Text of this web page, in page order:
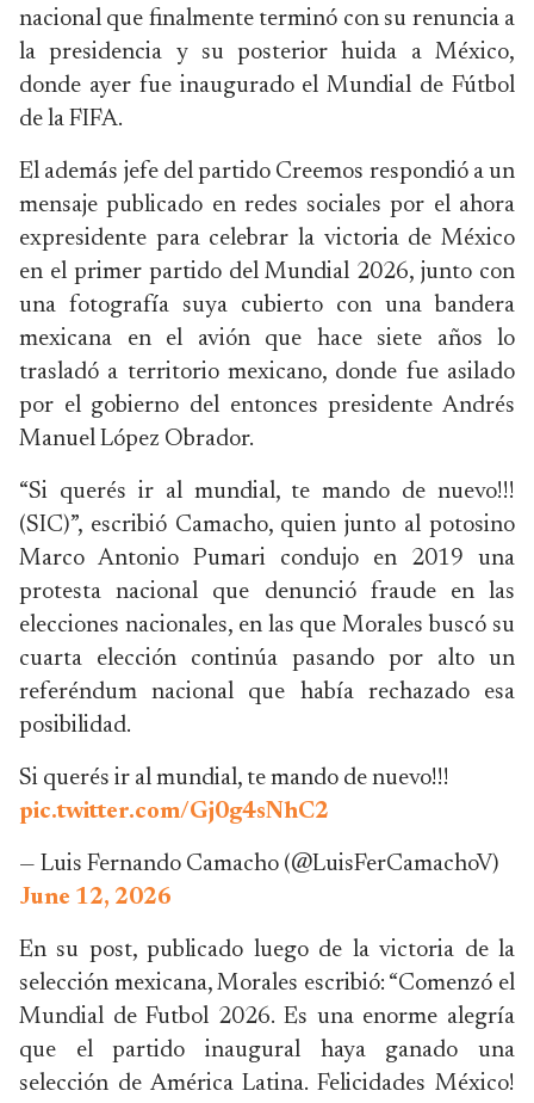
nacional que finalmente terminó con su renuncia a
la presidencia y su posterior huida a México,
donde ayer fue inaugurado el Mundial de Fútbol
de la FIFA.
El además jefe del partido Creemos respondió a un
mensaje publicado en redes sociales por el ahora
expresidente para celebrar la victoria de México
en el primer partido del Mundial 2026, junto con
una fotografía suya cubierto con una bandera
mexicana en el avión que hace siete años lo
trasladó a territorio mexicano, donde fue asilado
por el gobierno del entonces presidente Andrés
Manuel López Obrador.
“Si querés ir al mundial, te mando de nuevo!!!
(SIC)”, escribió Camacho, quien junto al potosino
Marco Antonio Pumari condujo en 2019 una
protesta nacional que denunció fraude en las
elecciones nacionales, en las que Morales buscó su
cuarta elección continúa pasando por alto un
referéndum nacional que había rechazado esa
posibilidad.
Si querés ir al mundial, te mando de nuevo!!!
pic.twitter.com/Gj0g4sNhC2
— Luis Fernando Camacho (@LuisFerCamachoV)
June 12, 2026
En su post, publicado luego de la victoria de la
selección mexicana, Morales escribió: “Comenzó el
Mundial de Futbol 2026. Es una enorme alegría
que el partido inaugural haya ganado una
selección de América Latina. Felicidades México!